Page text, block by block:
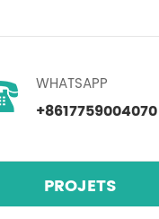
WHATSAPP
+8617759004070
PROJETS